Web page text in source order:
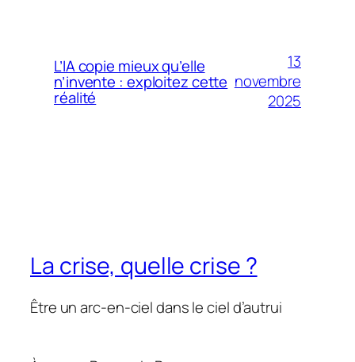
L’IA copie mieux qu’elle
n’invente : exploitez cette
réalité
13
novembre
2025
La crise, quelle crise ?
Être un arc-en-ciel dans le ciel d’autrui